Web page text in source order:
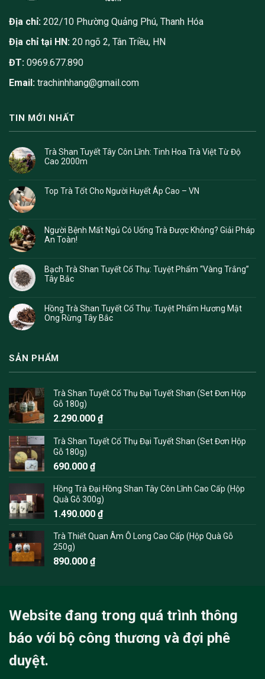
Địa chỉ: 202/10 Phường Quảng Phú, Thanh Hóa
Địa chỉ tại HN: 20 ngõ 2, Tân Triều, HN
ĐT: 0969.677.890
Email: trachinhhang@gmail.com
TIN MỚI NHẤT
Trà Shan Tuyết Tây Côn Lĩnh: Tinh Hoa Trà Việt Từ Độ
Cao 2000m
Top Trà Tốt Cho Người Huyết Áp Cao – VN
Người Bệnh Mất Ngủ Có Uống Trà Được Không? Giải Pháp
An Toàn!
Bạch Trà Shan Tuyết Cổ Thụ: Tuyệt Phẩm “Vàng Trắng”
Tây Bắc
Hồng Trà Shan Tuyết Cổ Thụ: Tuyệt Phẩm Hương Mật
Ong Rừng Tây Bắc
SẢN PHẨM
Trà Shan Tuyết Cổ Thụ Đại Tuyết Shan (Set Đơn Hộp
Gỗ 180g)
2.290.000 ₫
Trà Shan Tuyết Cổ Thụ Đại Tuyết Shan (Set Đơn Hộp
Gỗ 180g)
690.000 ₫
Hồng Trà Đại Hồng Shan Tây Côn Lĩnh Cao Cấp (Hộp
Quà Gỗ 300g)
1.490.000 ₫
Trà Thiết Quan Âm Ô Long Cao Cấp (Hộp Quà Gỗ
250g)
890.000 ₫
Website đang trong quá trình thông
báo với bộ công thương và đợi phê
duyệt.